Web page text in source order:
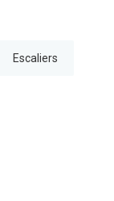
Escaliers